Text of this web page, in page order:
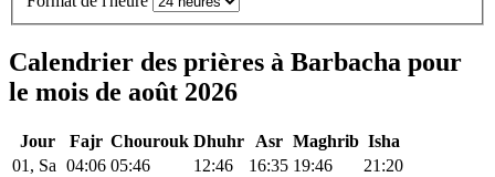
Calendrier des prières à Barbacha pour
le mois de août 2026
Jour Fajr Chourouk Dhuhr Asr Maghrib Isha
01, Sa 04:06 05:46 12:46 16:35 19:46
21:20